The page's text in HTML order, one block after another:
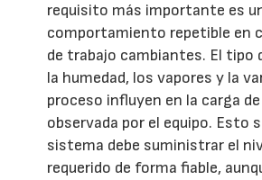
requisito más importante es
comportamiento repetible en
de trabajo cambiantes. El tipo
la humedad, los vapores y la
proceso influyen en la carga
observada por el equipo. Esto
sistema debe suministrar el
requerido de forma fiable,